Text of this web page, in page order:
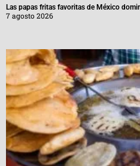
Las papas fritas favoritas de México
7 agosto 2026